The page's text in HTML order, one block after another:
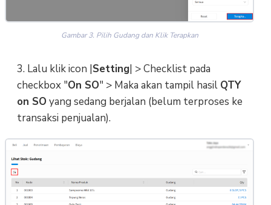
Gambar 3. Pilih Gudang dan Klik Terapkan
3. Lalu klik icon |Setting| > Checklist pada
checkbox "On SO" > Maka akan tampil hasil QTY
on SOyang sedang berjalan (belum terproses ke
transaksi penjualan).